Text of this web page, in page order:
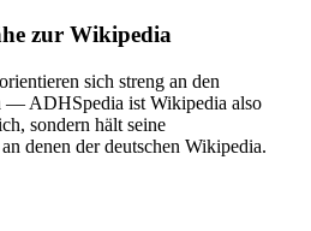
zur Wikipedia
sich streng an den
— ADHSpedia ist Wikipedia also
sondern hält seine
denen der deutschen Wikipedia.